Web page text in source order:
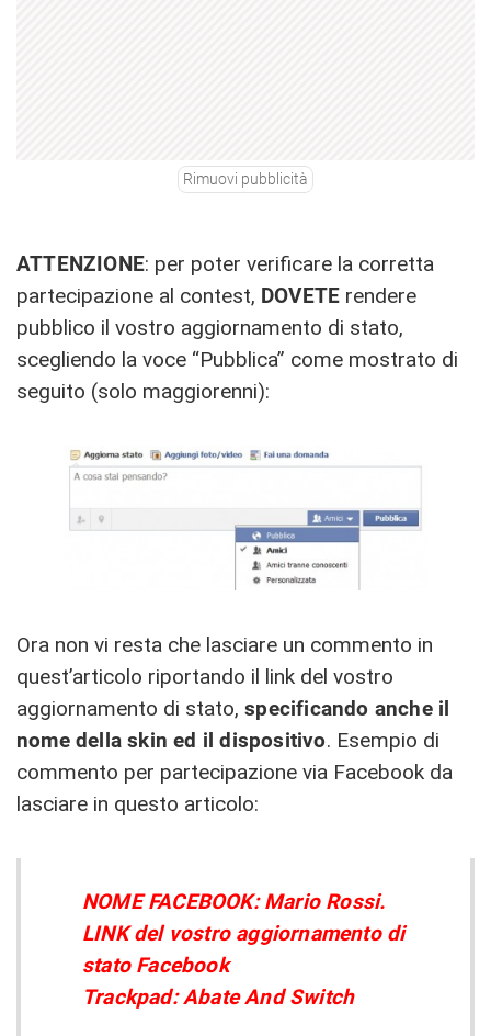
Rimuovi pubblicità
ATTENZIONE: per poter verificare la corretta
partecipazione al contest, DOVETE rendere
pubblico il vostro aggiornamento di stato,
scegliendo la voce “Pubblica” come mostrato di
seguito (solo maggiorenni):
Ora non vi resta che lasciare un commento in
quest’articolo riportando il link del vostro
aggiornamento di stato, specificando anche il
nome della skin ed il dispositivo. Esempio di
commento per partecipazione via Facebook da
lasciare in questo articolo:
NOME FACEBOOK: Mario Rossi.
LINK del vostro aggiornamento di
stato Facebook
Trackpad: Abate And Switch